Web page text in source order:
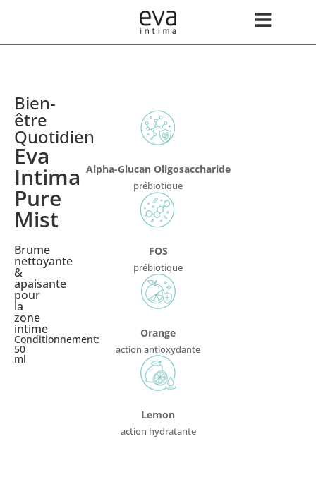
Bien-
être
Quotidien
Eva
Intima
Pure
Mist
Brume
nettoyante
&
apaisante
pour
la
zone
intime
Conditionnement:
50
ml
Alpha-Glucan Oligosaccharide
prébiotique
FOS
prébiotique
Orange
action antioxydante
Lemon
action hydratante